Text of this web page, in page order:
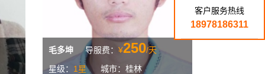
毛多坤 导服费： ¥250/天
星级： 1星 城市：桂林
客户服务热线
18978186311